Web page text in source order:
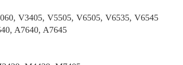
V3405, V5505, V6505, V6535, V6545
A7640, A7645